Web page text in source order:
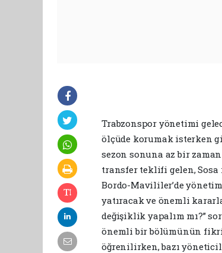
Trabzonspor yönetimi
ölçüde korumak isterken
sezon sonuna az bir
transfer teklifi gelen,
Bordo-Mavililer’de
yatıracak ve önemli
değişiklik yapalım mı?”
önemli bir bölümünün
öğrenilirken, bazı